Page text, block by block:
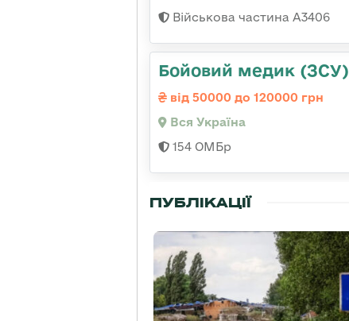
Військова частина А3406
Бойовий медик (ЗСУ)
від 50000 до 120000 грн
Вся Україна
154 ОМБр
ПУБЛІКАЦІЇ